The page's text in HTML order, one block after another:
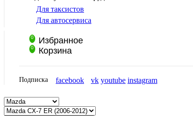
Для таксистов
Для автосервиса
0 Избранное
0 Корзина
Подписка facebook vk youtube instagram